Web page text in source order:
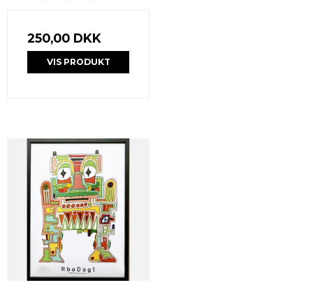
250,00 DKK
VIS PRODUKT